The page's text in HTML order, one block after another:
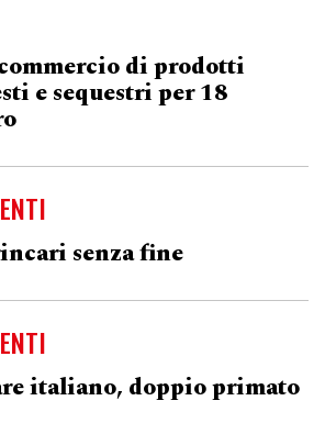
di prodotti
e sequestri per 18
senza fine
italiano, doppio primato